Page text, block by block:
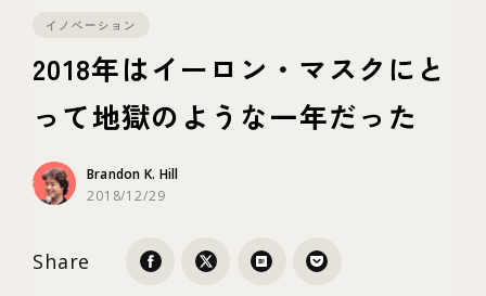
スタートアップ
テクノロジー
ブランディング
イノベーション
2018年はイーロン・マスクにと
って地獄のような一年だった
Brandon K. Hill
2018/12/29
Share